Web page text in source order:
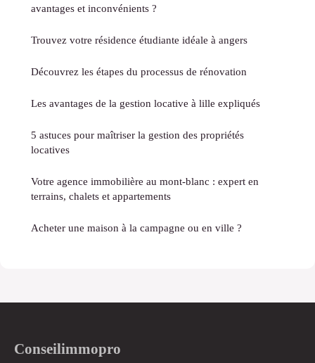
avantages et inconvénients ?
Trouvez votre résidence étudiante idéale à angers
Découvrez les étapes du processus de rénovation
Les avantages de la gestion locative à lille expliqués
5 astuces pour maîtriser la gestion des propriétés
locatives
Votre agence immobilière au mont-blanc : expert en
terrains, chalets et appartements
Acheter une maison à la campagne ou en ville ?
Conseilimmopro